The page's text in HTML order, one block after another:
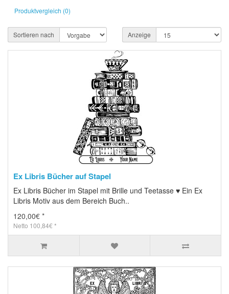
Produktvergleich (0)
Sortieren nach Anzeige
Ex Libris Bücher auf Stapel
Ex Libris Bücher im Stapel mit Brille und Teetasse ♥ Ein Ex
Libris Motiv aus dem Bereich Buch..
120,00€ *
Netto 100,84€ *